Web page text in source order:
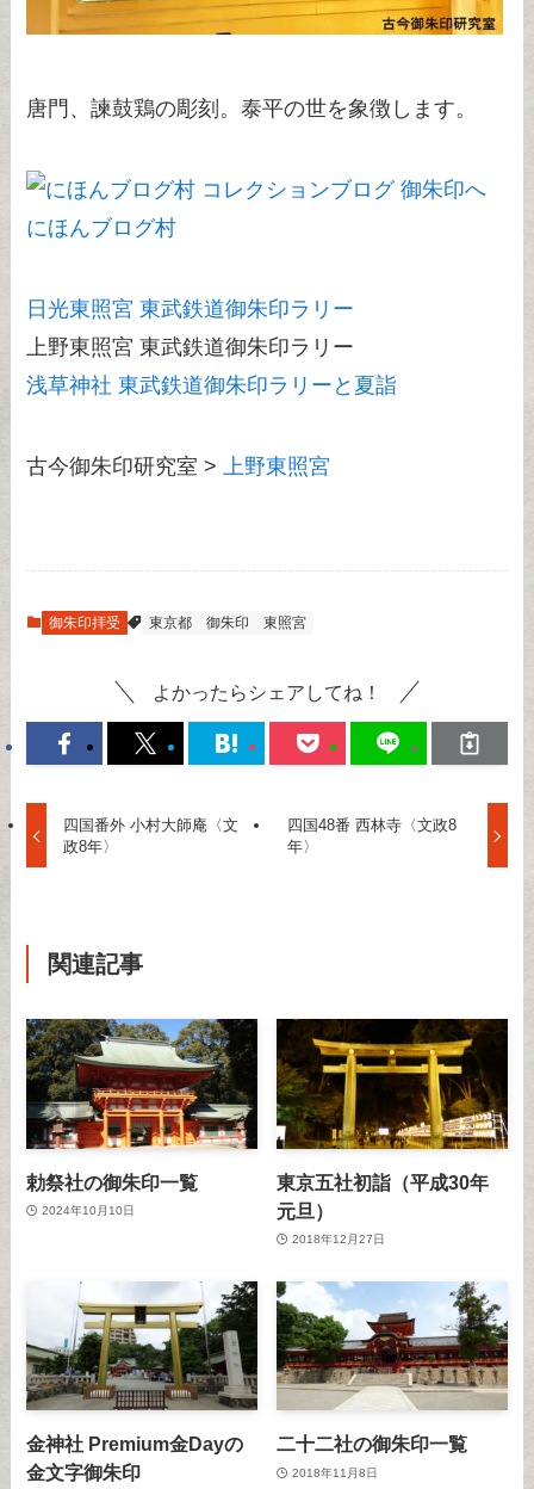
唐門、諫鼓鶏の彫刻。泰平の世を象徴します。
にほんブログ村
日光東照宮 東武鉄道御朱印ラリー
上野東照宮 東武鉄道御朱印ラリー
浅草神社 東武鉄道御朱印ラリーと夏詣
古今御朱印研究室 > 上野東照宮
御朱印拝受 東京都 御朱印 東照宮
よかったらシェアしてね！
四国番外 小村大師庵〈文
政8年〉
四国48番 西林寺〈文政8
年〉
関連記事
勅祭社の御朱印一覧
2024年10月10日
東京五社初詣（平成30年
元旦）
2018年12月27日
金神社 Premium金Dayの
金文字御朱印
二十二社の御朱印一覧
2018年11月8日